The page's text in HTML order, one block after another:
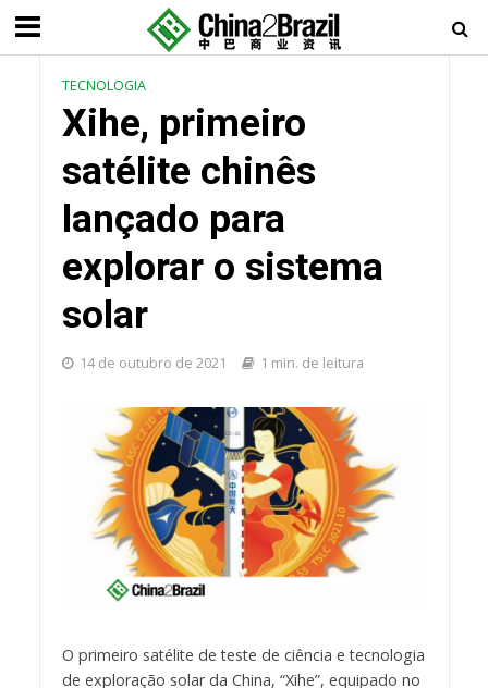
TECNOLOGIA
Xihe, primeiro
satélite chinês
lançado para
explorar o sistema
solar
14 de outubro de 2021 1 min. de leitura
O primeiro satélite de teste de ciência e tecnologia
de exploração solar da China, “Xihe”, equipado no